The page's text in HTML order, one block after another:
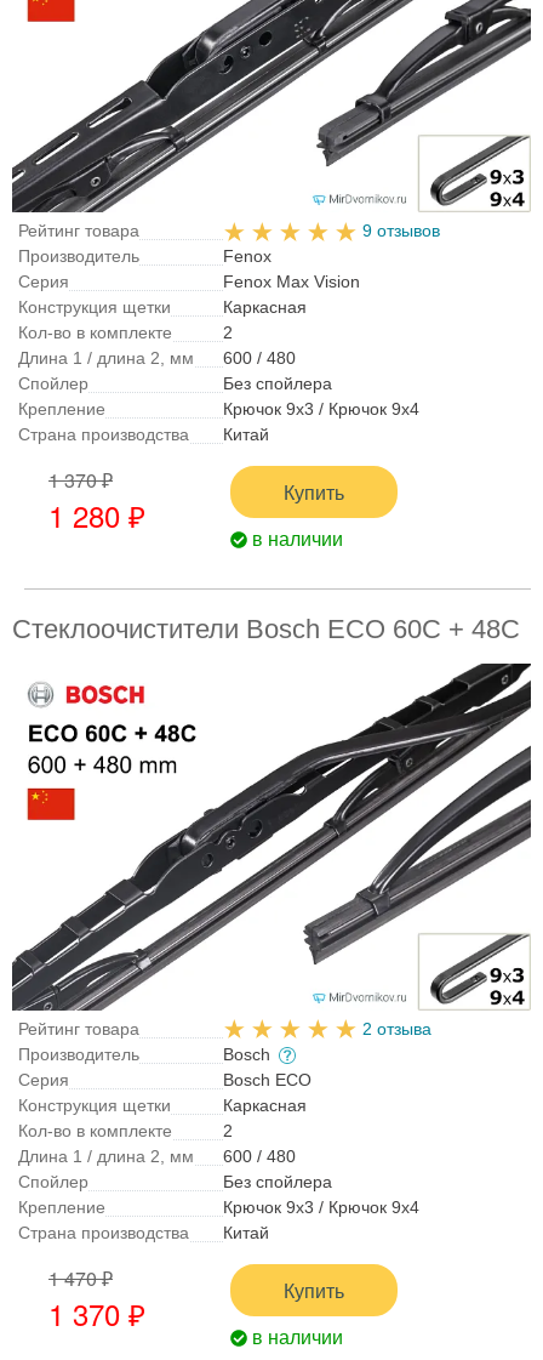
Рейтинг товара
9 отзывов
Производитель
Fenox
Серия
Fenox Max Vision
Конструкция щетки
Каркасная
Кол-во в комплекте
2
Длина 1 / длина 2, мм
600 / 480
Спойлер
Без спойлера
Крепление
Крючок 9x3 / Крючок 9x4
Страна производства
Китай
1 370 ₽
1 280 ₽
Купить
в наличии
Стеклоочистители Bosch ECO 60C + 48C
Рейтинг товара
2 отзыва
Производитель
Bosch
Серия
Bosch ECO
Конструкция щетки
Каркасная
Кол-во в комплекте
2
Длина 1 / длина 2, мм
600 / 480
Спойлер
Без спойлера
Крепление
Крючок 9x3 / Крючок 9x4
Страна производства
Китай
1 470 ₽
1 370 ₽
Купить
в наличии